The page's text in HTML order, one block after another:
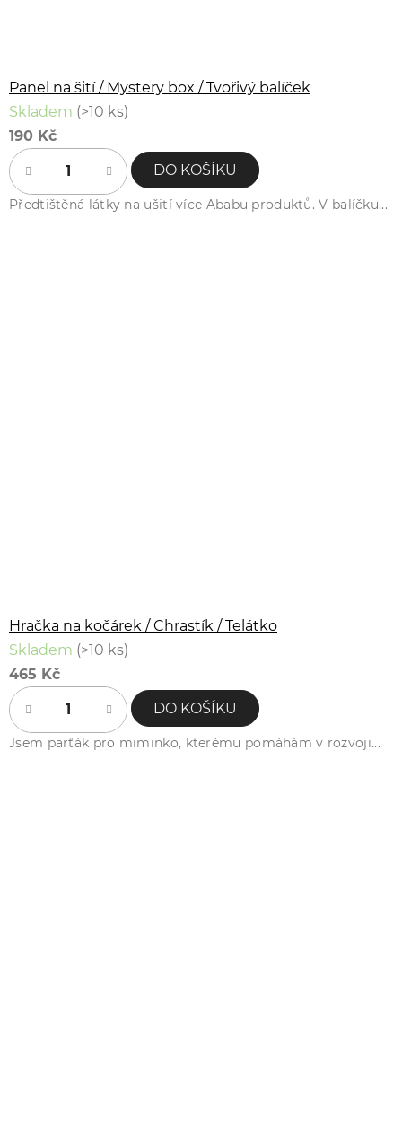
Panel na šití / Mystery box / Tvořivý balíček
Skladem (>10 ks)
190 Kč
DO KOŠÍKU
Předtištěná látky na ušití více Ababu produktů. V balíčku...
Hračka na kočárek / Chrastík / Telátko
Skladem (>10 ks)
465 Kč
DO KOŠÍKU
Jsem parťák pro miminko, kterému pomáhám v rozvoji...